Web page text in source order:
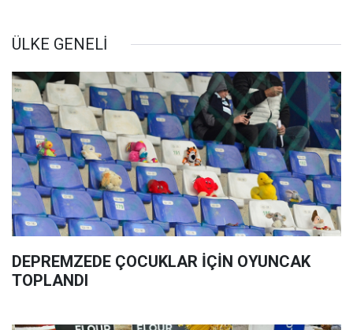
ÜLKE GENELİ
DEPREMZEDE ÇOCUKLAR İÇİN OYUNCAK
TOPLANDI